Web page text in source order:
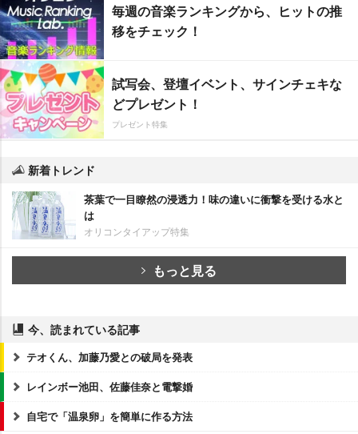
毎週の音楽ランキングから、ヒットの推
移をチェック！
試写会、登壇イベント、サインチェキな
どプレゼント！
プレゼント特集
新着トレンド
茶葉で一目瞭然の浸透力！味の違いに衝撃を受ける水と
は
オリコンタイアップ特集
もっと見る
今、読まれている記事
テオくん、加藤乃愛との破局を発表
レインボー池田、佐藤佳奈と電撃婚
自宅で「温泉卵」を簡単に作る方法